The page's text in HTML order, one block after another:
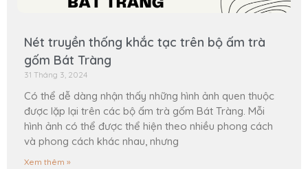
Nét truyền thống khắc tạc trên bộ ấm trà
gốm Bát Tràng
31 Tháng 3, 2024
Có thể dễ dàng nhận thấy những hình ảnh quen thuộc
được lặp lại trên các bộ ấm trà gốm Bát Tràng. Mỗi
hình ảnh có thể được thể hiện theo nhiều phong cách
và phong cách khác nhau, nhưng
Xem thêm »